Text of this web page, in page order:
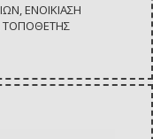
ΕΝΟΙΚΙΑΣΗ
ΤΟΠΟΘΕΤΗΣ